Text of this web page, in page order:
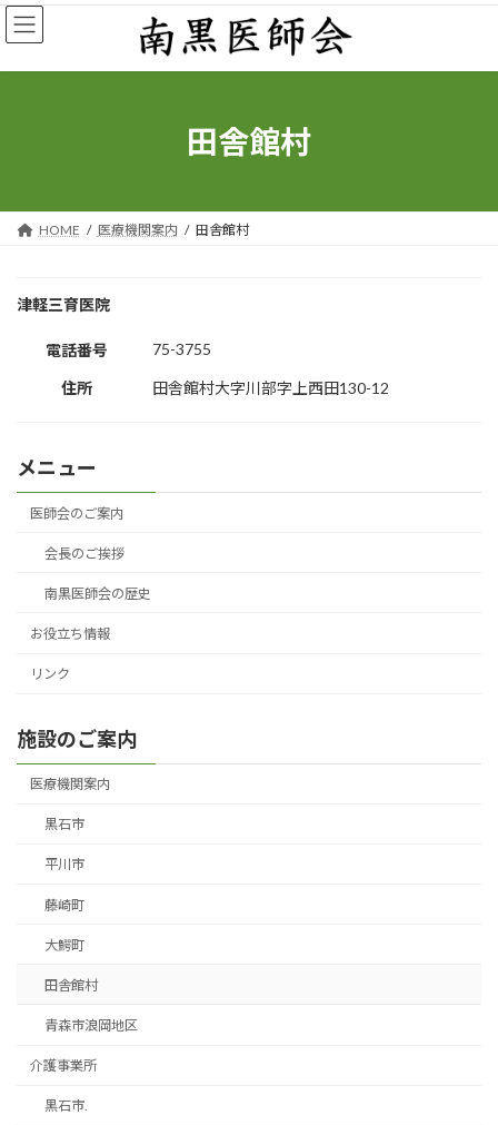
コ
ン
ン
プ
ナ
ビ
ー
動
田舎館村
HOME 医療機関案内 田舎館村
津軽三育医院
電話番号 75-3755
住所 田舎館村大字川部字上西田130-12
メニュー
医師会のご案内
会長のご挨拶
南黒医師会の歴史
お役立ち情報
リンク
施設のご案内
医療機関案内
黒石市
平川市
藤崎町
大鰐町
田舎館村
青森市浪岡地区
介護事業所
黒石市.